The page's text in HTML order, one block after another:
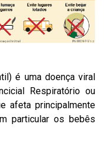
é uma doença viral
Respiratório ou
afeta principalmente
particular os bebês